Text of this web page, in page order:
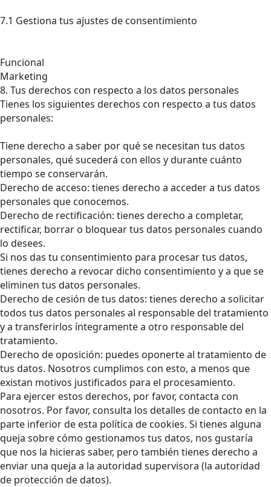
7.1 Gestiona tus ajustes de consentimiento
Funcional
Marketing
8. Tus derechos con respecto a los datos personales
Tienes los siguientes derechos con respecto a tus datos
personales:
Tiene derecho a saber por qué se necesitan tus datos
personales, qué sucederá con ellos y durante cuánto
tiempo se conservarán.
Derecho de acceso: tienes derecho a acceder a tus datos
personales que conocemos.
Derecho de rectificación: tienes derecho a completar,
rectificar, borrar o bloquear tus datos personales cuando
lo desees.
Si nos das tu consentimiento para procesar tus datos,
tienes derecho a revocar dicho consentimiento y a que se
eliminen tus datos personales.
Derecho de cesión de tus datos: tienes derecho a solicitar
todos tus datos personales al responsable del tratamiento
y a transferirlos íntegramente a otro responsable del
tratamiento.
Derecho de oposición: puedes oponerte al tratamiento de
tus datos. Nosotros cumplimos con esto, a menos que
existan motivos justificados para el procesamiento.
Para ejercer estos derechos, por favor, contacta con
nosotros. Por favor, consulta los detalles de contacto en la
parte inferior de esta política de cookies. Si tienes alguna
queja sobre cómo gestionamos tus datos, nos gustaría
que nos la hicieras saber, pero también tienes derecho a
enviar una queja a la autoridad supervisora (la autoridad
de protección de datos).